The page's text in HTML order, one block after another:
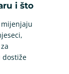
i što
mijenjaju
dostiže